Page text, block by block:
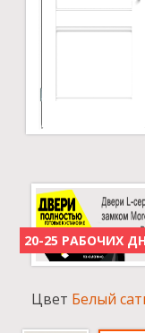
Кабинет
20-25 РАБОЧИХ
Цвет Белый